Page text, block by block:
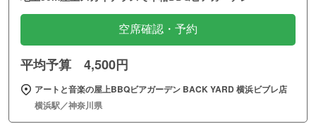
空席確認・予約
平均予算 4,500円
アートと音楽の屋上BBQビアガーデン BACK YARD 横浜ビブレ店
横浜駅／神奈川県